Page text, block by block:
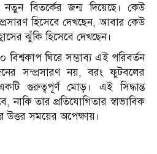
বিতর্কের জন্ম দিয়েছে। কেউ
হিসেবে দেখছেন, আবার কেউ
ঝুঁকি হিসেবে দেখছেন।
ঘিরে সম্ভাব্য এই পরিবর্তন
সম্প্রসারণ নয়, বরং ফুটবলের
গুরুত্বপূর্ণ মোড়। এই সিদ্ধান্ত
তার প্রতিযোগিতার স্বাভাবিক
সময়ের অপেক্ষায়।